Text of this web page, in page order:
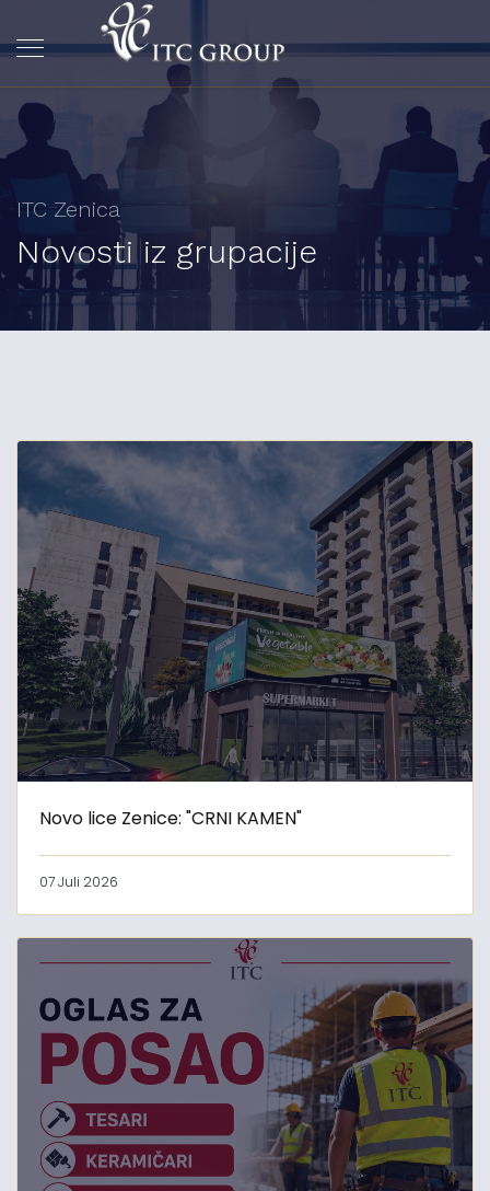
ITC Zenica
Novosti iz grupacije
Novo lice Zenice: "CRNI KAMEN"
07 Juli 2026